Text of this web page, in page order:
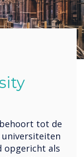
tot de
universiteiten
opgericht als